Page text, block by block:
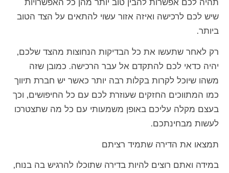
שיש לכם לרכישה ואיזה אזור עשוי להתאים על הצד הטוב
ביותר.
רק לאחר שתעשו את כל הבדיקות הנחוצות מהצד שלכם,
יהיה כדאי לכם להתקדם אל עבר הרכישה. כמובן שזה
משהו שיוכל לקרות בקלות רבה יותר כאשר יש חברת תיווך
כמו המתווכים החזקים שעוזרת לכם עם כל החיפושים, וכך
בעצם מקלה עליכם באופן משמעותי עם כל מה שתצטרכו
לעשות מבחינתכם.
תמצאו את הדירה שתמיד רציתם
במידה ואתם רוצים להיות בדירה שתוכלו להרגיש בה בנוח,